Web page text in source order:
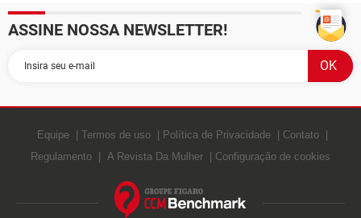
ASSINE NOSSA NEWSLETTER!
Equipe Termos de uso Política de Privacidade
Contato
Regulamento
A Revista Da Mulher Configuração de cookies